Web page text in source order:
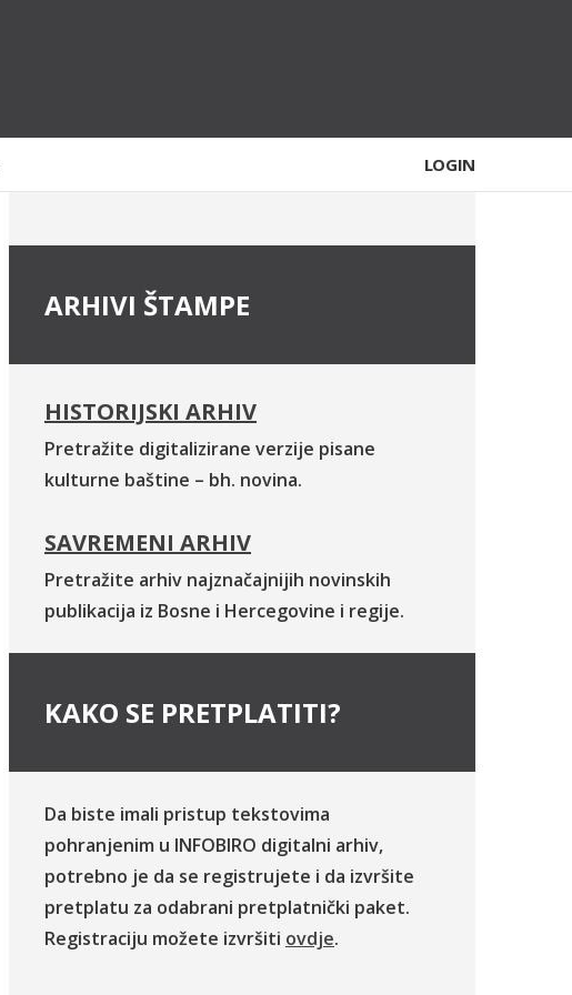
LOGIN
ARHIVI ŠTAMPE
HISTORIJSKI ARHIV
Pretražite digitalizirane verzije pisane
kulturne baštine – bh. novina.
SAVREMENI ARHIV
Pretražite arhiv najznačajnijih novinskih
publikacija iz Bosne i Hercegovine i regije.
KAKO SE PRETPLATITI?
Da biste imali pristup tekstovima
pohranjenim u INFOBIRO digitalni arhiv,
potrebno je da se registrujete i da izvršite
pretplatu za odabrani pretplatnički paket.
Registraciju možete izvršiti ovdje.